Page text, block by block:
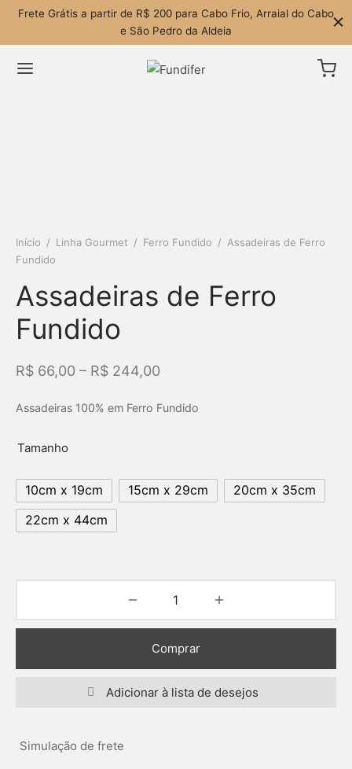
Frete Grátis a partir de R$ 200 para Cabo Frio, Arraial do Cabo
e São Pedro da Aldeia
Início / Linha Gourmet / Ferro Fundido / Assadeiras de Ferro
Fundido
Assadeiras de Ferro
Fundido
R$ 66,00 – R$ 244,00
Assadeiras 100% em Ferro Fundido
Tamanho
10cm x 19cm 15cm x 29cm
20cm x 35cm
22cm x 44cm
Comprar
Adicionar à lista de desejos
Simulação de frete